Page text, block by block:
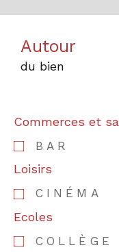
Autour
du bien
Commerces et
BAR
Loisirs
CINÉMA
Ecoles
COLLÈGE